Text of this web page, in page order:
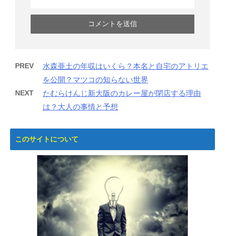
PREV
水森亜土の年収はいくら？本名と自宅のアトリエ
を公開？マツコの知らない世界
NEXT
たむらけんじ新大阪のカレー屋が閉店する理由
は？大人の事情と予想
このサイトについて